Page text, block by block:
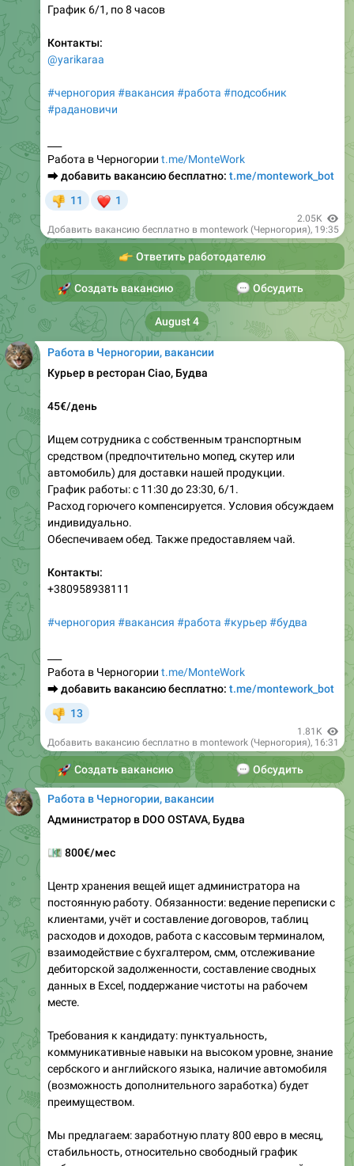
График 6/1, по 8 часов
Контакты:
@yarikaraa
#черногория #вакансия #работа #подсобник
#радановичи
Работа в Черногории t.me/MonteWork
⮕добавить вакансию бесплатно: t.me/montework_bot
11 1
2.05K
Добавить вакансию бесплатно в montework (Черногория), 19:35
👉Ответить работодателю
Создать вакансию💬Обсудить
Работа в Черногории, вакансии
Курьер в ресторан Ciao, Будва
45€/день
Ищем сотрудника с собственным транспортным
средством (предпочтительно мопед, скутер или
автомобиль) для доставки нашей продукции.
График работы: с 11:30 до 23:30, 6/1.
Расход горючего компенсируется. Условия обсуждаем
индивидуально.
Обеспечиваем обед. Также предоставляем чай.
Контакты:
+380958938111
#черногория #вакансия #работа #курьер#будва
Работа в Черногории t.me/MonteWork
⮕добавить вакансию бесплатно: t.me/montework_bot
13
1.81K
Добавить вакансию бесплатно в montework (Черногория), 16:31
Создать вакансию💬Обсудить
August 4
Работа в Черногории, вакансии
Администратор в DOO OSTAVA, Будва
800€/мес
Центр хранения вещей ищет администратора на
постоянную работу. Обязанности: ведение переписки с
клиентами, учёт и составление договоров, таблиц
расходов и доходов, работа с кассовым терминалом,
взаимодействие с бухгалтером, смм, отслеживание
дебиторской задолженности, составление сводных
данных в Excel, поддержание чистоты на рабочем
месте.
Требования к кандидату: пунктуальность,
коммуникативные навыки на высоком уровне, знание
сербского и английского языка, наличие автомобиля
(возможность дополнительного заработка) будет
преимуществом.
Мы предлагаем: заработную плату 800 евро в месяц,
стабильность, относительно свободный график